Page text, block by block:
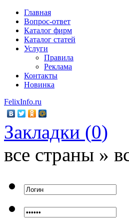
Главная
Вопрос-ответ
Каталог фирм
Каталог статей
Услуги
Правила
Реклама
Контакты
Новинка
FelixInfo.ru
Закладки (0)
все страны »